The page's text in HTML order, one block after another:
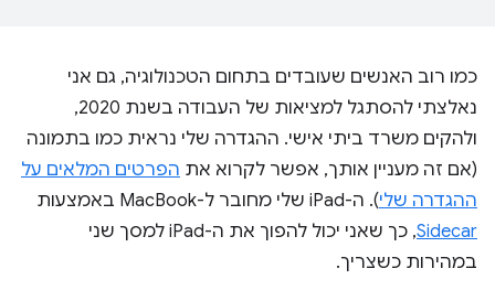
כמו רוב האנשים שעובדים בתחום הטכנולוגיה, גם אני
נאלצתי להסתגל למציאות של העבודה בשנת 2020,
ולהקים משרד ביתי אישי. ההגדרה שלי נראית כמו בתמונה
(אם זה מעניין אותך, אפשר לקרוא את הפרטים המלאים על
ההגדרה שלי). ה-iPad שלי מחובר ל-MacBook באמצעות
Sidecar
, כך שאני יכול להפוך את ה-iPad למסך שני
במהירות כשצריך.